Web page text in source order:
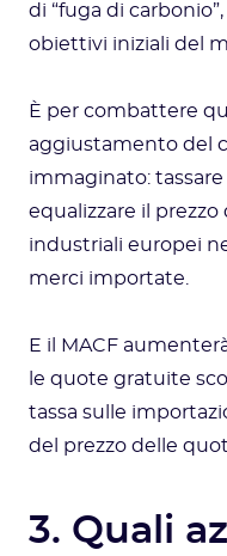
di “fuga di
obiettivi iniziali del
È per combattere
aggiustamento del
immaginato:
equalizzare il
industriali europei
merci importate.
E il MACF
le quote gratuite
tassa sulle
del prezzo delle
3. Quali